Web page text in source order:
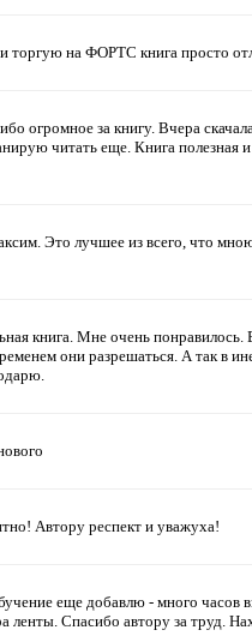
торгую на ФОРТС книга просто
огромное за книгу. Вчера
читать еще. Книга полезная
Это лучшее из всего, что
книга. Мне очень понравилось.
они разрешаться. А так в
Автору респект и уважуха!
еще добавлю - много часов
ленты. Спасибо автору за труд.